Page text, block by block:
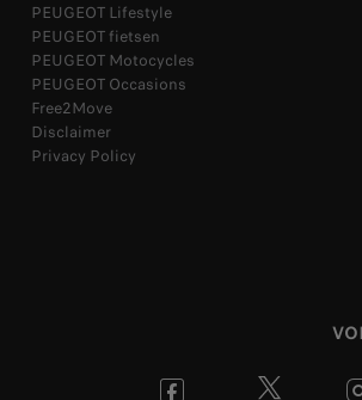
PEUGEOT Lifestyle
PEUGEOT fietsen
PEUGEOT Motocycles
PEUGEOT Occasions
Free2Move
Disclaimer
Privacy Policy